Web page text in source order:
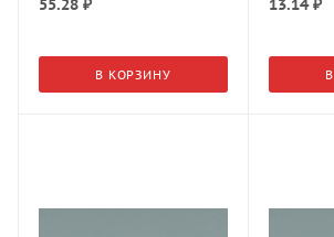
55.28 ₽
В КОРЗИНУ
13.14₽